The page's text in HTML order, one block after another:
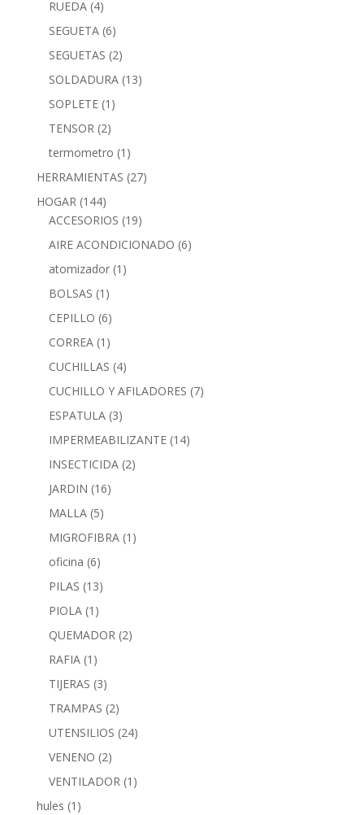
RUEDA (4)
SEGUETA (6)
SEGUETAS (2)
SOLDADURA (13)
SOPLETE (1)
TENSOR (2)
termometro (1)
HERRAMIENTAS (27)
HOGAR (144)
ACCESORIOS (19)
AIRE ACONDICIONADO (6)
atomizador (1)
BOLSAS (1)
CEPILLO (6)
CORREA (1)
CUCHILLAS (4)
CUCHILLO Y AFILADORES (7)
ESPATULA (3)
IMPERMEABILIZANTE (14)
INSECTICIDA (2)
JARDIN (16)
MALLA (5)
MIGROFIBRA (1)
oficina (6)
PILAS (13)
PIOLA (1)
QUEMADOR (2)
RAFIA (1)
TIJERAS (3)
TRAMPAS (2)
UTENSILIOS (24)
VENENO (2)
VENTILADOR (1)
hules (1)